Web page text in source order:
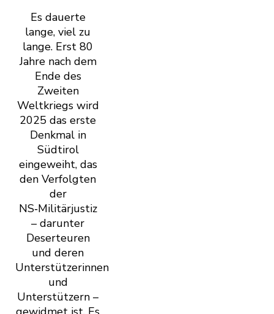
Es dauerte
lange, viel zu
lange. Erst 80
Jahre nach dem
Ende des
Zweiten
Weltkriegs wird
2025 das erste
Denkmal in
Südtirol
eingeweiht, das
den Verfolgten
der
NS‑Militärjustiz
– darunter
Deserteuren
und deren
Unterstützerinnen
und
Unterstützern –